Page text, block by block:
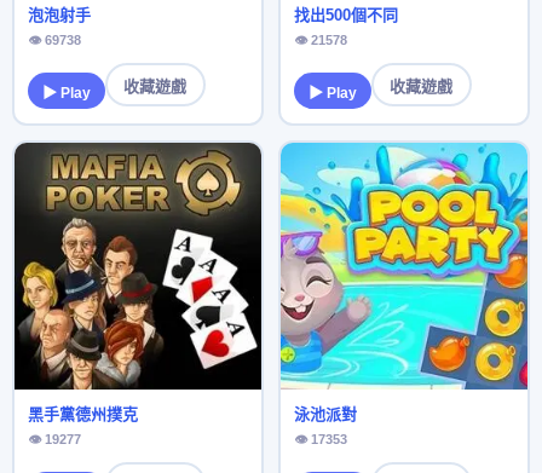
泡泡射手
👁 69738
▶ Play 收藏遊戲
找出500個不同
👁 21578
▶ Play 收藏遊戲
黑手黨德州撲克
👁 19277
泳池派對
👁 17353